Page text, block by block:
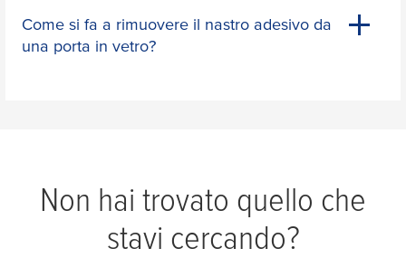
Come si fa a rimuovere il nastro adesivo da
una porta in vetro?
Non hai trovato quello che
stavi cercando?